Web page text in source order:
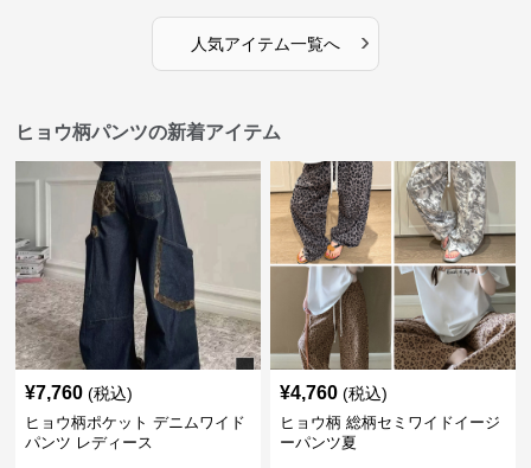
人気アイテム一覧へ ›
ヒョウ柄パンツの新着アイテム
¥7,760 (税込)
ヒョウ柄ポケット デニムワイド
パンツ レディース
¥4,760 (税込)
ヒョウ柄 総柄セミワイドイージ
ーパンツ夏